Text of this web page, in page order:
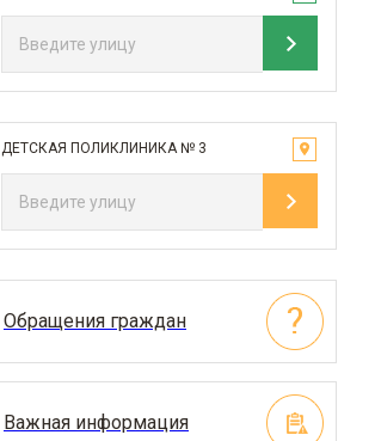
ДЕТСКАЯ ПОЛИКЛИНИКА № 3
Обращения граждан
Важная информация